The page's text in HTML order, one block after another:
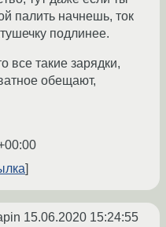
палить начнешь, ток
подлинее.
все такие зарядки,
обещают,
15.06.2020 15:24:55